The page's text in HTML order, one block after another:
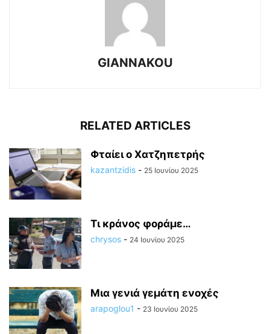
GIANNAKOU
RELATED ARTICLES
Φταίει ο Χατζηπετρής
kazantzidis - 25 Ιουνίου 2025
Τι κράνος φοράμε…
chrysos - 24 Ιουνίου 2025
Μια γενιά γεμάτη ενοχές
arapoglou1 - 23 Ιουνίου 2025